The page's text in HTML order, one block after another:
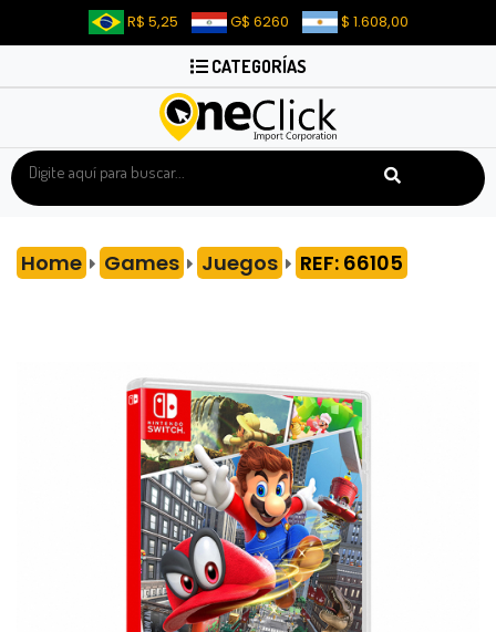
R$ 5,25 G$ 6260 $ 1.608,00
CATEGORÍAS
Home Games Juegos REF: 66105